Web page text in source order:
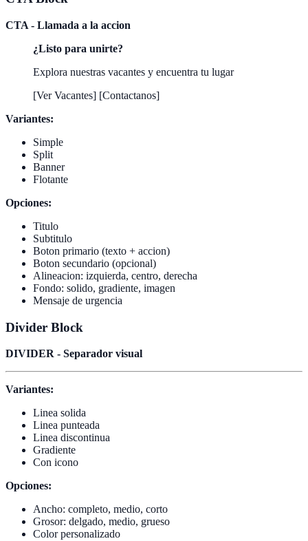
CTA - Llamada a la accion
¿Listo para unirte?
Explora nuestras vacantes y encuentra tu lugar
[Ver Vacantes] [Contactanos]
Variantes:
Simple
Split
Banner
Flotante
Opciones:
Titulo
Subtitulo
Boton primario (texto + accion)
Boton secundario (opcional)
Alineacion: izquierda, centro, derecha
Fondo: solido, gradiente, imagen
Mensaje de urgencia
Divider Block
DIVIDER - Separador visual
Variantes:
Linea solida
Linea punteada
Linea discontinua
Gradiente
Con icono
Opciones:
Ancho: completo, medio, corto
Grosor: delgado, medio, grueso
Color personalizado